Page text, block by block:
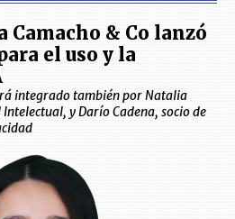
Camacho & Co lanzó
el uso y la
integrado también por Natalia
y Darío Cadena, socio de